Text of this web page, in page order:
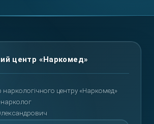
наркологічного центру «Наркомед»
нарколог